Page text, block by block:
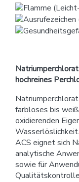
hochreines
farbloses bis
oxidierenden
ACS eignet sich
analytische
sowie für
Qualitätskontrolle